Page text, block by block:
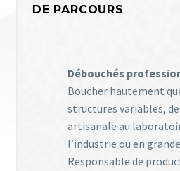
DE PARCOURS
Débouchés
Boucher hautement
structures variables,
artisanale au
l’industrie ou en
Responsable de